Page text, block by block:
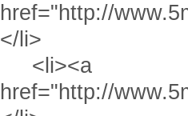
href="http://
</li>
<li><a
href="http://